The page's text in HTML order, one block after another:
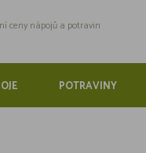
ceny nápojů a potravin
POTRAVINY